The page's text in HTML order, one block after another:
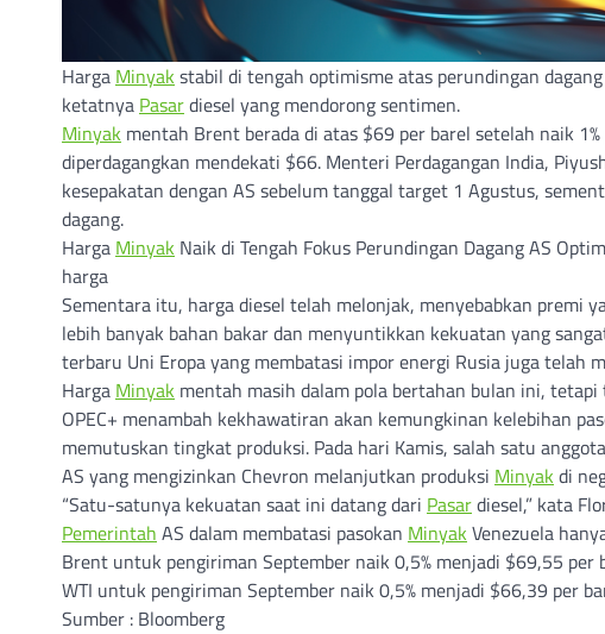
Harga Minyak stabil di tengah optimisme atas perundingan
ketatnya Pasardiesel yang mendorong sentimen.
Minyak mentah Brent berada di atas $69 per barel setelah naik
diperdagangkan mendekati $66. Menteri Perdagangan India,
kesepakatan dengan AS sebelum tanggal target 1 Agustus,
dagang.
Harga Minyak Naik di Tengah Fokus Perundingan Dagang AS
harga
Sementara itu, harga diesel telah melonjak, menyebabkan premi
lebih banyak bahan bakar dan menyuntikkan kekuatan yang
terbaru Uni Eropa yang membatasi impor energi Rusia juga telah
Harga Minyak mentah masih dalam pola bertahan bulan ini,
OPEC+ menambah kekhawatiran akan kemungkinan kelebihan
memutuskan tingkat produksi. Pada hari Kamis, salah satu
AS yang mengizinkan Chevron melanjutkan produksi Minyak di
“Satu-satunya kekuatan saat ini datang dari Pasardiesel,” kata
Pemerintah AS dalam membatasi pasokan Minyak Venezuela
Brent untuk pengiriman September naik 0,5% menjadi $69,55 per
WTI untuk pengiriman September naik 0,5% menjadi $66,39 per
Sumber : Bloomberg